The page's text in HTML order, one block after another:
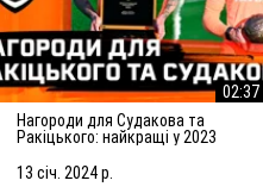
02:37
Нагороди для Судакова та
Ракіцького: найкращі у 2023
13 січ. 2024 р.